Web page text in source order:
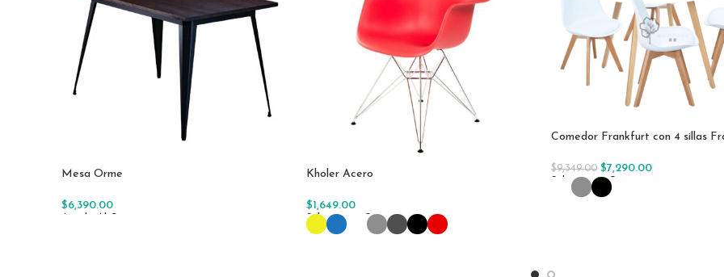
Mesa Orme
$6,390.00
Kholer Acero
$1,649.00
Seleccionar Opciones
Comedor Frankfurt con 4 sillas
$9,349.00 $7,290.00
Seleccionar Opciones